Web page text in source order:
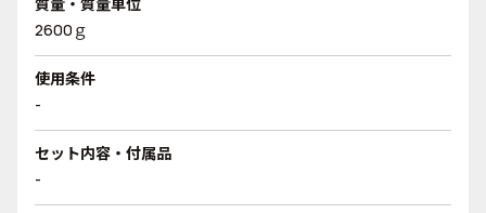
2600ｇ
使用条件
-
セット内容・付属品
-